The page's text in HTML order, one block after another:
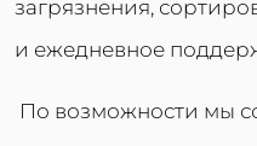
загрязнения,
и ежедневное
По возможности мы